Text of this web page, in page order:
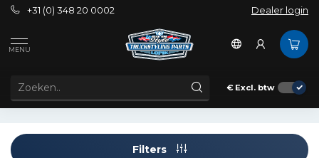
+31 (0) 348 20 0002 Dealer login
MENU
€ Excl. btw
Tags
PRODUCTEN GETAGD MET ACHTERLICHTEN
Filters